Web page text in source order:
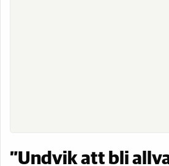
”Undvik att bli